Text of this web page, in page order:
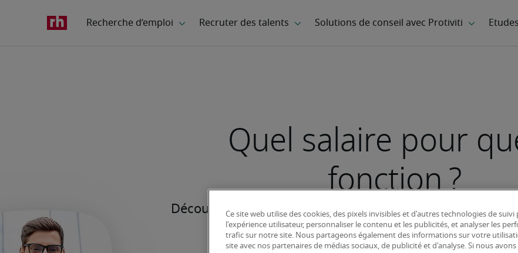
Quel salaire pour
fonction ?
Ce site web utilise des cookies, des pixels invisibles et d'autres technologies de
l'expérience utilisateur, personnaliser le contenu et les publicités, et analyser les
trafic sur notre site. Nous partageons également des informations sur votre
site avec nos partenaires de médias sociaux, de publicité et d'analyse. Si nous